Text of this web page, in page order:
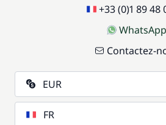
+33 (0)1 89 48
WhatsApp
Contactez-
EUR
FR